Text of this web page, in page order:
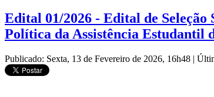
Edital 01/2026 - Edital de
Política da Assistência Estudantil
Publicado: Sexta, 13 de Fevereiro de 2026, 16h48 |